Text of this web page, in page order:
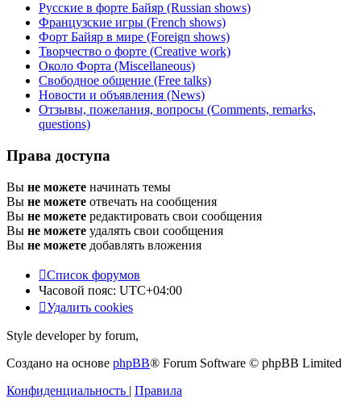
Русские в форте Байяр (Russian shows)
Французские игры (French shows)
Форт Байяр в мире (Foreign shows)
Творчество о форте (Creative work)
Около Форта (Miscellaneous)
Свободное общение (Free talks)
Новости и объявления (News)
Отзывы, пожелания, вопросы (Comments, remarks,
questions)
Права доступа
Вы не можете начинать темы
Вы не можете отвечать на сообщения
Вы не можете редактировать свои сообщения
Вы не можете удалять свои сообщения
Вы не можете добавлять вложения
Список форумов
Часовой пояс: UTC+04:00
Удалить cookies
Style developer by forum,
Создано на основе phpBB® Forum Software © phpBB Limited
Конфиденциальность | Правила